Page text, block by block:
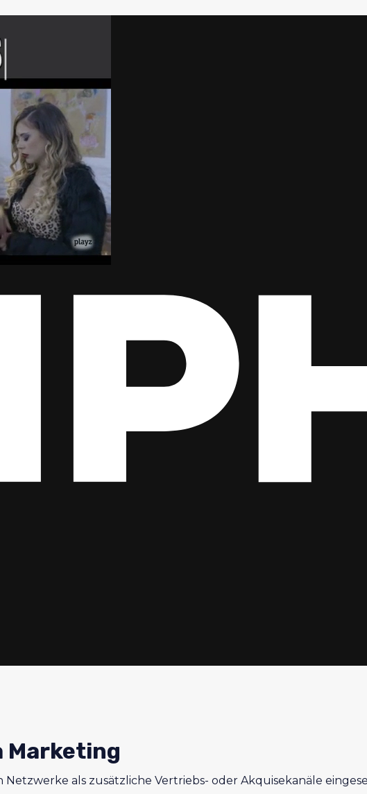
Marketing
Netzwerke als zusätzliche Vertriebs- oder Akquisekanäle